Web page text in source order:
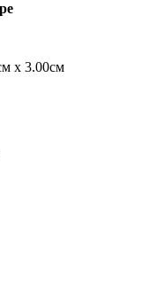
x 3.00см